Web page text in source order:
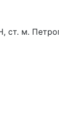
ст. м.